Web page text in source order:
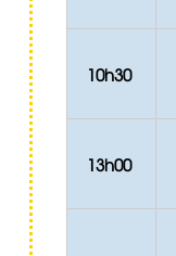
10h30
13h00